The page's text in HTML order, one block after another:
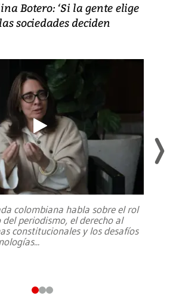
Botero: ‘Si la gente elige
sociedades deciden
colombiana habla sobre el rol
periodismo, el derecho al
constitucionales y los desafíos
...